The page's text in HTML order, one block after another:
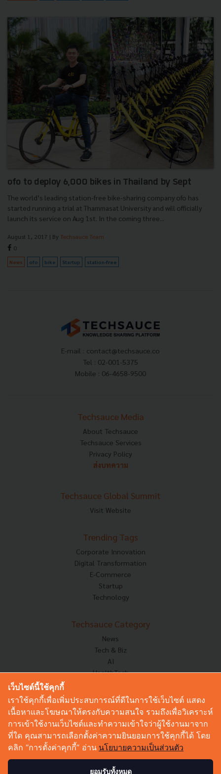
ofo to deploy 6,000 bikes in Thailand by Sept
The world’s leading station-free bike-sharing company ofo has
started running a trial at Thammasat University and will officially
launch its service on Aug 1st. In the coming three...
August 1, 2017 | By Techsauce Team
0
News ofo bike Startup station-free
E-mail : contact@techsauce.co
Tel : 02-001-5375
Mobile : 06-4658-9500
Techsauce Media
About Techsauce
Techsauce Services
Privacy Policy
ส่งบทความ
Techsauce Global Summit
Visit Website
Trending Tags
Corporate Innovation
Digital Transformation
E-Commerce
Startup
Technology
Techsauce Category
News
Tech & Biz
AI
HealthTech
Corp Innov
Saucy Thoughts
Based On
Sustainable
Videos
Podcast
เว็บไซต์นี้ใช้คุกกี้
เราใช้คุกกี้เพื่อเพิ่มประสบการณ์ที่ดีในการใช้เว็บไซต์ แสดง
เนื้อหาและโฆษณาให้ตรงกับความสนใจ รวมถึงเพื่อวิเคราะห์
การเข้าใช้งานเว็บไซต์และทำความเข้าใจว่าผู้ใช้งานมาจาก
ที่ใด คุณสามารถเลือกตั้งค่าความยินยอมการใช้คุกกี้ได้ โดย
คลิก “การตั้งค่าคุกกี้” อ่าน นโยบายความเป็นส่วนตัว
ยอมรับทั้งหมด